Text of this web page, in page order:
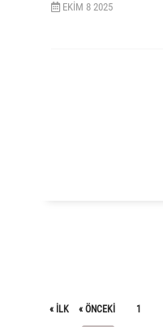
EKIM 8 2025
« ILK « ÖNCEKI 1